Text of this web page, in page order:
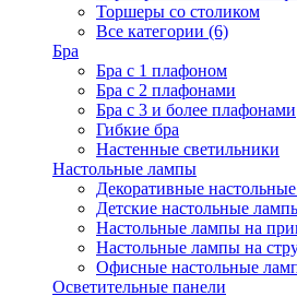
Торшеры со столиком
Все категории (6)
Бра
Бра с 1 плафоном
Бра с 2 плафонами
Бра с 3 и более плафонами
Гибкие бра
Настенные светильники
Настольные лампы
Декоративные
Детские настольные
Настольные лампы на
Настольные лампы на
Офисные настольные
Осветительные панели